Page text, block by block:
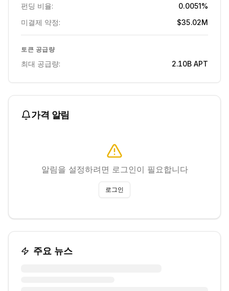
펀딩 비율:
0.0051%
미결제 약정:
$35.02M
토큰 공급량
최대 공급량: 2.10B APT
가격 알림
알림을 설정하려면 로그인이 필요합니다
로그인
주요 뉴스